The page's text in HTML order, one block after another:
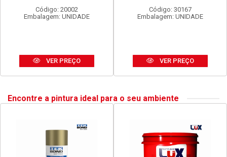
Código: 20002
Embalagem: UNIDADE
VER PREÇO
Código: 30167
Embalagem: UNIDADE
VER PREÇO
Encontre a pintura ideal para o seu ambiente